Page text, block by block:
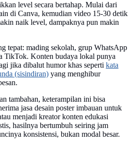
level secara bertahap. Mulai dari
di Canva, kemudian video 15-30 detik
naik level, dampaknya pun makin
tepat: mading sekolah, grup WhatsApp
TikTok. Konten budaya lokal punya
jika dibalut humor khas seperti kata
(sisindiran) yang menghibur
tambahan, keterampilan ini bisa
jasa desain poster imbauan untuk
menjadi kreator konten edukasi
hasilnya bertumbuh seiring jam
konsistensi, bukan modal besar.